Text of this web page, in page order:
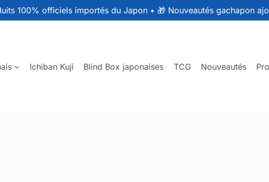
100% officiels importés du Japon • 🎁 Nouveautés gachapon
Ichiban Kuji Blind Box japonaises TCG Nouveautés